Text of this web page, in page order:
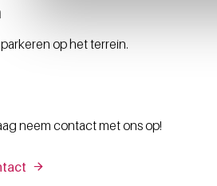
op het terrein.
neem contact met ons op!